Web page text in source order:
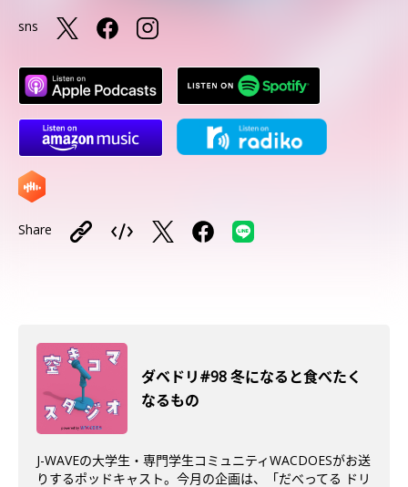
sns
Share
ダベドリ#98 冬になると食べたく
なるもの
J-WAVEの大学生・専門学生コミュニティWACDOESがお送
りするポッドキャスト。今月の企画は、「だべってる ドリ